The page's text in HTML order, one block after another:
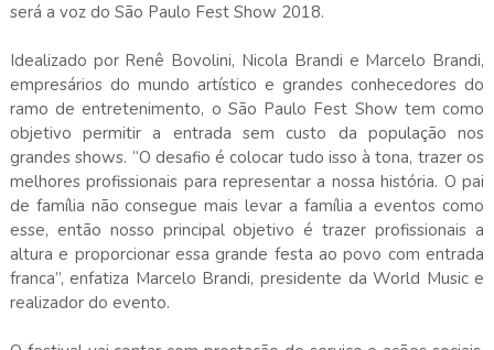
será a voz do São Paulo Fest Show 2018.
Idealizado por Renê Bovolini, Nicola Brandi e Marcelo Brandi,
empresários do mundo artístico e grandes conhecedores do
ramo de entretenimento, o São Paulo Fest Show tem como
objetivo permitir a entrada sem custo da população nos
grandes shows. “O desafio é colocar tudo isso à tona, trazer os
melhores profissionais para representar a nossa história. O pai
de família não consegue mais levar a família a eventos como
esse, então nosso principal objetivo é trazer profissionais a
altura e proporcionar essa grande festa ao povo com entrada
franca”, enfatiza Marcelo Brandi, presidente da World Music e
realizador do evento.